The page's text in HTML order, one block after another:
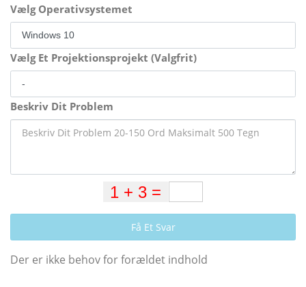
Vælg Operativsystemet
Vælg Et Projektionsprojekt (Valgfrit)
Beskriv Dit Problem
Få Et Svar
Der er ikke behov for forældet indhold